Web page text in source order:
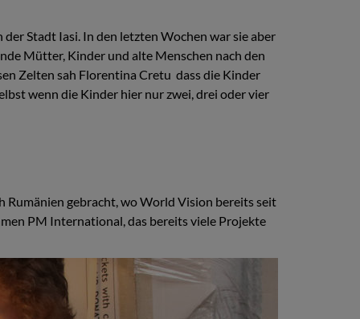
Stadt Iasi. In den letzten Wochen war sie aber
Mütter, Kinder und alte Menschen nach den
Zelten sah Florentina Cretu dass die Kinder
wenn die Kinder hier nur zwei, drei oder vier
gebracht, wo World Vision bereits seit
PM International, das bereits viele Projekte